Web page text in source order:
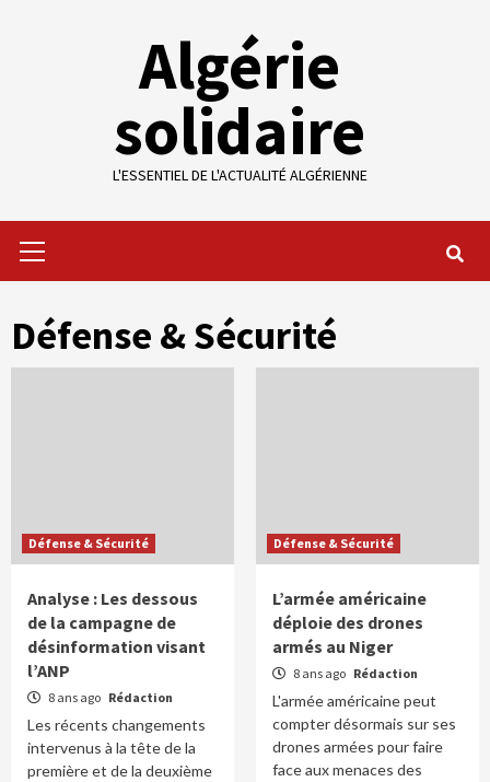
Algérie
solidaire
L'ESSENTIEL DE L'ACTUALITÉ ALGÉRIENNE
Menu
Défense & Sécurité
Défense & Sécurité
Analyse : Les dessous
de la campagne de
désinformation visant
l’ANP
8 ans ago Rédaction
Les récents changements
intervenus à la tête de la
première et de la deuxième
Défense & Sécurité
L’armée américaine
déploie des drones
armés au Niger
8 ans ago Rédaction
L'armée américaine peut
compter désormais sur ses
drones armées pour faire
face aux menaces des